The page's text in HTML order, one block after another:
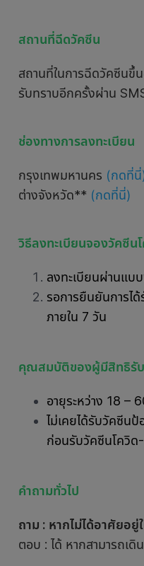
สถานที่ฉีดวัคซีน
สถานที่ในการฉีดวัคซีนขึ้
รับทราบอีกครั้งผ่าน
ช่องทางการลงทะเบียน
กรุงเทพมหานคร (กดที่นี่
ต่างจังหวัด** (กดที่นี่)
วิธีลงทะเบียนจองวัคซีน
ลงทะเบียนผ่านแบ
รอการยืนยันการไ
ภายใน 7 วัน
คุณสมบัติของผู้มีสิทธิรั
อายุระหว่าง 18 –
ไม่เคยได้รับวัคซีน
ก่อนรับวัคซีนโควิด
คำถามทั่วไป
ถาม : หากไม่ได้อาศัยอ
ตอบ : ได้ หากสามารถเดิ